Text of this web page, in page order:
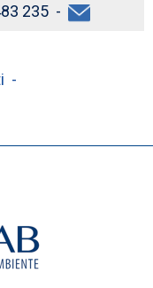
235 -
-